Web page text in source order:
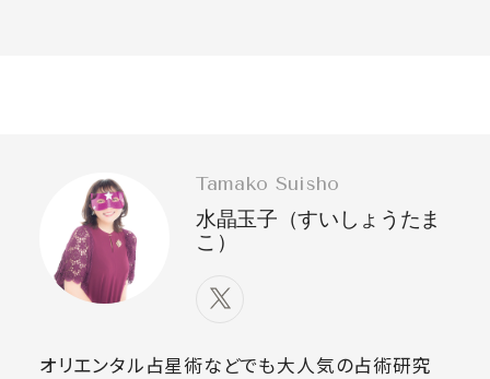
Tamako Suisho
水晶玉子（すいしょうたま
こ）
オリエンタル占星術などでも大人気の占術研究